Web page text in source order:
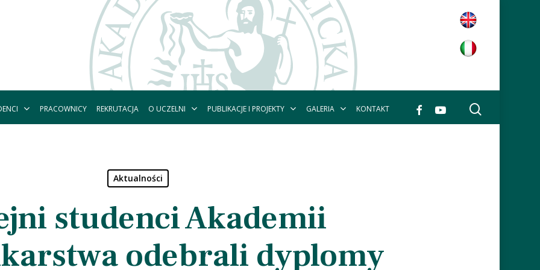
PRACOWNICY REKRUTACJA O UCZELNI PUBLIKACJE I PROJEKTY GALERIA KONTAKT facebookyoutube
Aktualności
studenci Akademii
odebrali dyplomy